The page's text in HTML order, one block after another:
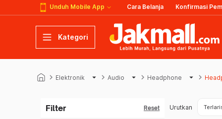
Unduh Mobile App Cara Belanja Konfirmasi
Kategori
keyboard_arrow_right Elektronik arrow_drop_down keyboard_arrow_right Audio arrow_drop_down keyboard_arrow_right Headphone arrow_drop_down keyboard_arrow_right
Filter Reset Urutkan